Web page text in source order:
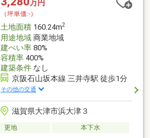
万円
（坪単価:-）
土地面積160.24m2
用途地域商業地域
建ぺい率80%
容積率400%
建築条件なし
京阪石山坂本線 三井寺駅 徒歩1分
その他の交通
滋賀県大津市浜大津３
更地
本下水